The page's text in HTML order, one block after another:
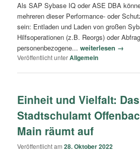
Als SAP Sybase IQ oder ASE DBA
mehreren dieser Performance- oder
sein: Entladen und Laden von großen
Hilfsoperationen (z.B. Reorgs) oder
personenbezogene...weiterlesen →
Veröffentlicht unterAllgemein
Einheit und Vielfalt: Das
Stadtschulamt
Main räumt auf
Veröffentlicht am28. Oktober 2022